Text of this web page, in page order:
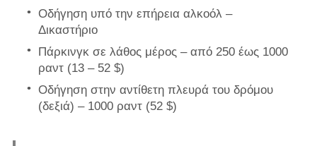
Οδήγηση υπό την επήρεια αλκοόλ –
Δικαστήριο
Πάρκινγκ σε λάθος μέρος – από 250 έως 1000
ραντ (13 – 52 $)
Οδήγηση στην αντίθετη πλευρά του δρόμου
(δεξιά) – 1000 ραντ (52 $)